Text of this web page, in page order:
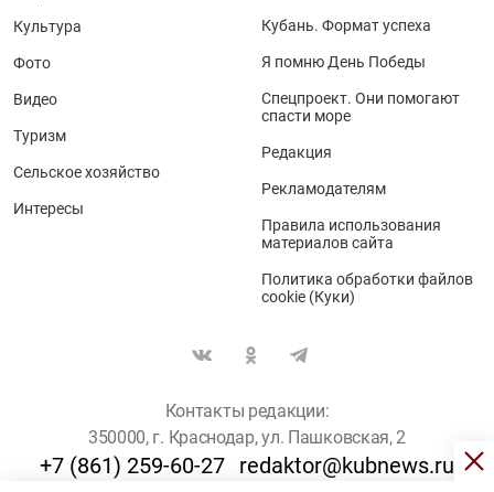
Культура
Фото
Видео
Туризм
Сельское хозяйство
Интересы
Кубань. Формат успеха
Я помню День Победы
Спецпроект. Они помогают
спасти море
Редакция
Рекламодателям
Правила использования
материалов сайта
Политика обработки файлов
cookie (Куки)
Контакты редакции:
350000, г. Краснодар, ул. Пашковская, 2
+7 (861) 259-60-27 redaktor@kubnews.ru